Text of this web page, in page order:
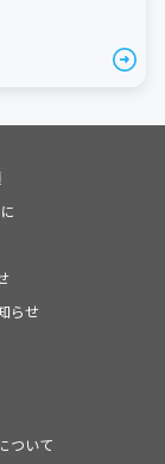
らせ
ついて